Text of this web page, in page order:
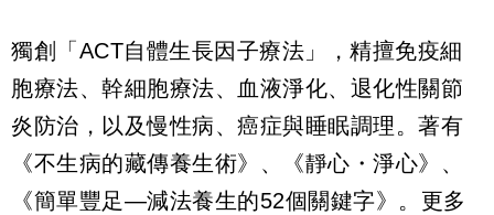
獨創「ACT自體生長因子療法」，精擅免疫細
胞療法、幹細胞療法、血液淨化、退化性關節
炎防治，以及慢性病、癌症與睡眠調理。著有
《不生病的藏傳養生術》、《靜心・淨心》、
《簡單豐足—減法養生的52個關鍵字》。更多